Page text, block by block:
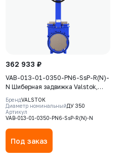
362 933 ₽
VAB-013-01-0350-PN6-SsP-R(N)-
N Шиберная задвижка Valstok,
серия VAB, DN0350, PN6,
редуктор, невыдвижной шток,
корпус GJS-400 (GGG40), нож
AISI304, седловое уплотнение
NBR
БрендVALSTOK
Диаметр номинальныйДУ 350
Артикул
VAB-013-01-0350-PN6-SsP-R(N)-N
Под заказ